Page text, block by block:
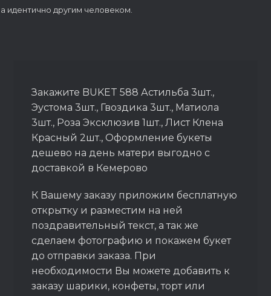
идентично другим человеком.
Закажите BUKET 588 Астильба 3шт.,
Эустома 3шт., Гвоздика 3шт., Матиола
3шт., Роза Эксклюзив 1шт., Лист Клена
Красный 2шт., Оформление букеты
дешево на день матери выгодно с
доставкой в Кемерово
К Вашему заказу приложим бесплатную
открытку и разместим на ней
поздравительный текст, а так же
сделаем фотографию и покажем букет
до отправки заказа. При
необходимости Вы можете добавить к
заказу шарики, конфеты, торт или